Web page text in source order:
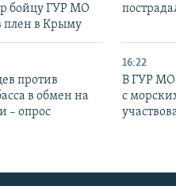
бойцу ГУР МО
плен в Крыму
против
в обмен на
– опрос
16:22
В ГУР МО
с